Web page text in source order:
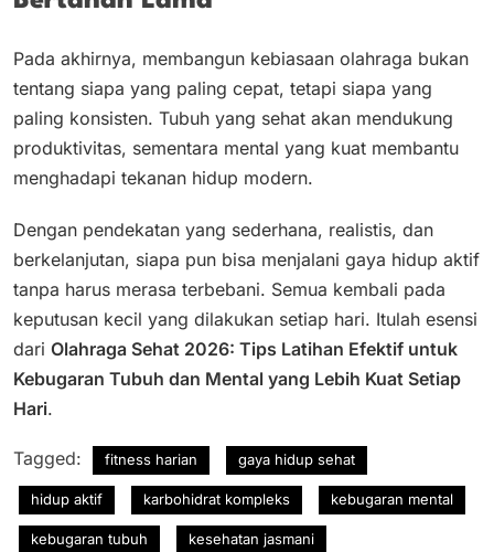
Pada akhirnya, membangun kebiasaan olahraga bukan
tentang siapa yang paling cepat, tetapi siapa yang
paling konsisten. Tubuh yang sehat akan mendukung
produktivitas, sementara mental yang kuat membantu
menghadapi tekanan hidup modern.
Dengan pendekatan yang sederhana, realistis, dan
berkelanjutan, siapa pun bisa menjalani gaya hidup aktif
tanpa harus merasa terbebani. Semua kembali pada
keputusan kecil yang dilakukan setiap hari. Itulah esensi
dari Olahraga Sehat 2026: Tips Latihan Efektif untuk
Kebugaran Tubuh dan Mental yang Lebih Kuat Setiap
Hari.
Tagged: fitness harian gaya hidup sehat
hidup aktif karbohidrat kompleks kebugaran mental
kebugaran tubuh kesehatan jasmani